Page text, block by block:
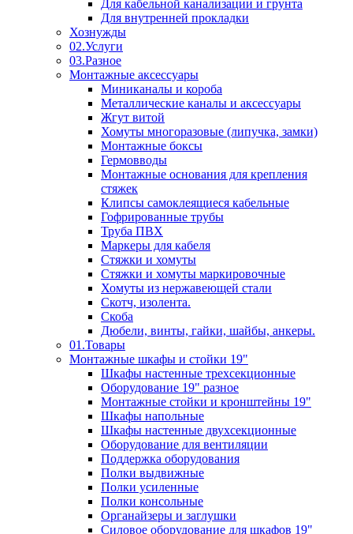
Для кабельной канализации и грунта
Для внутренней прокладки
Хознужды
02.Услуги
03.Разное
Монтажные аксессуары
Миниканалы и короба
Металлические каналы и аксессуары
Жгут витой
Хомуты многоразовые (липучка, замки)
Монтажные боксы
Гермовводы
Монтажные основания для крепления
стяжек
Клипсы самоклеящиеся кабельные
Гофрированные трубы
Труба ПВХ
Маркеры для кабеля
Стяжки и хомуты
Стяжки и хомуты маркировочные
Хомуты из нержавеющей стали
Скотч, изолента.
Скоба
Дюбели, винты, гайки, шайбы, анкеры.
01.Товары
Монтажные шкафы и стойки 19"
Шкафы настенные трехсекционные
Оборудование 19" разное
Монтажные стойки и кронштейны 19"
Шкафы напольные
Шкафы настенные двухсекционные
Оборудование для вентиляции
Поддержка оборудования
Полки выдвижные
Полки усиленные
Полки консольные
Органайзеры и заглушки
Силовое оборудование для шкафов 19"